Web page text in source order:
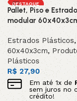
DESTAQUE
Pallet, Piso e
modular
Estrados Plásticos
60x40x3cm,
Plásticos
R$27,90
Em até 1x de
sem juros no
crédito!